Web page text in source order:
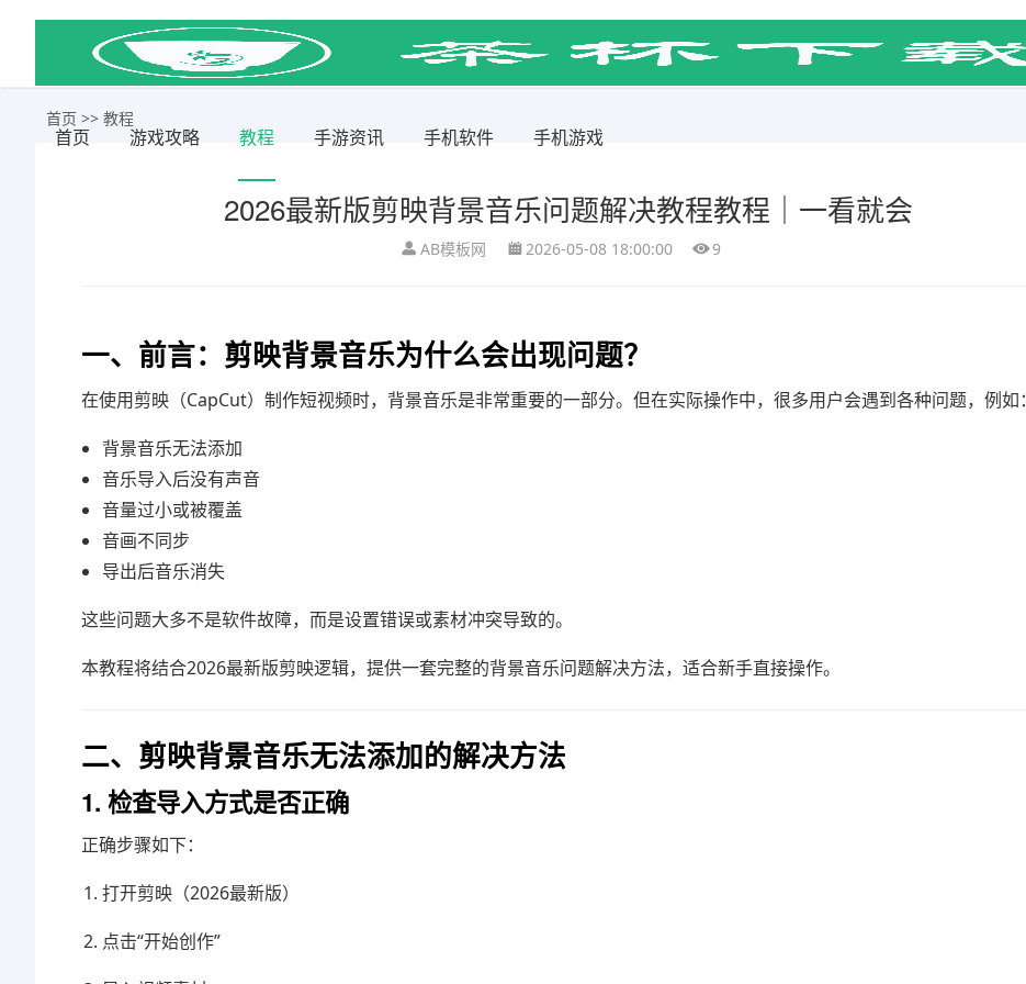
首页 游戏攻略 教程 手游资讯 手机软件 手机游戏
首页 >> 教程
2026最新版剪映背景音乐问题解决教程教程｜一看就会
AB模板网 2026-05-08 18:00:00 9
一、前言：剪映背景音乐为什么会出现问题？
在使用剪映（CapCut）制作短视频时，背景音乐是非常重要的一部分。但在实际操作中，很多用户会遇到各种问题，例如：
背景音乐无法添加
音乐导入后没有声音
音量过小或被覆盖
音画不同步
导出后音乐消失
这些问题大多不是软件故障，而是设置错误或素材冲突导致的。
本教程将结合2026最新版剪映逻辑，提供一套完整的背景音乐问题解决方法，适合新手直接操作。
二、剪映背景音乐无法添加的解决方法
1. 检查导入方式是否正确
正确步骤如下：
打开剪映（2026最新版）
点击“开始创作”